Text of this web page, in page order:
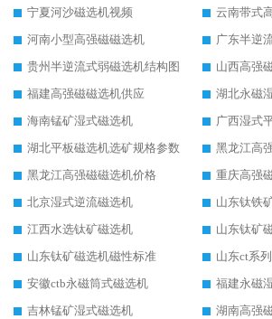
宁夏河沙磁选机视频
云南带式
河南小型高强磁磁选机
广东半逆
贵州半逆流式弱磁选机结构图
山西高强
福建高强磁磁选机供应
湖北永磁
海南锰矿湿式磁选机
广西湿式
湖北平板磁选机选矿规格参数
黑龙江高
黑龙江高强磁磁选机价格
重庆高强
北京湿式逆流磁选机
山东钛铁
江西水选钛矿磁选机
山东钛矿
山东钛矿磁选机磁性标准
山东ct系
安徽ctb永磁筒式磁选机
福建永磁
吉林锰矿湿式磁选机
湖南高强